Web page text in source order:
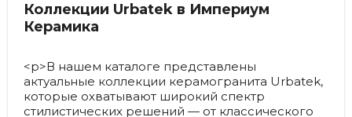
Коллекции Urbatek в Империум
Керамика
<p>В нашем каталоге представлены
актуальные коллекции керамогранита Urbatek,
которые охватывают широкий спектр
стилистических решений — от классического